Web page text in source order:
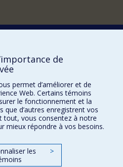
de
permet d’améliorer et de
Web. Certains témoins
le fonctionnement et la
que d’autres enregistrent vos
tout, vous consentez à notre
mieux répondre à vos besoins.
les
>